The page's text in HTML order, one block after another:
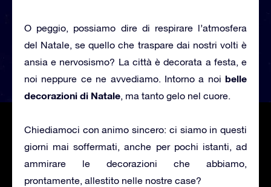
O peggio, possiamo dire di respirare l’atmosfera
del Natale, se quello che traspare dai nostri volti è
ansia e nervosismo? La città è decorata a festa, e
noi neppure ce ne avvediamo. Intorno a noi belle
decorazioni di Natale, ma tanto gelo nel cuore.
Chiediamoci con animo sincero: ci siamo in questi
giorni mai soffermati, anche per pochi istanti, ad
ammirare le decorazioni che abbiamo,
prontamente, allestito nelle nostre case?